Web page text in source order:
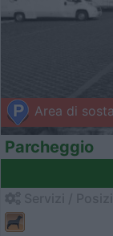
Area di
Parcheggio